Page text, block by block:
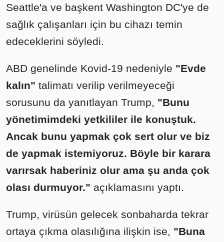
Seattle'a ve başkent Washington DC'ye de
sağlık çalışanları için bu cihazı temin
edeceklerini söyledi.
ABD genelinde Kovid-19 nedeniyle "Evde
kalın" talimatı verilip verilmeyeceği
sorusunu da yanıtlayan Trump, "Bunu
yönetimimdeki yetkililer ile konuştuk.
Ancak bunu yapmak çok sert olur ve biz
de yapmak istemiyoruz. Böyle bir karara
varırsak haberiniz olur ama şu anda çok
olası durmuyor." açıklamasını yaptı.
Trump, virüsün gelecek sonbaharda tekrar
ortaya çıkma olasılığına ilişkin ise, "Buna